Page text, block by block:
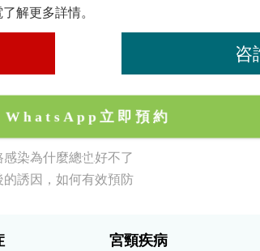
解更多詳情。
咨
WhatsApp立即預約
染為什麼總也好不了
誘因，如何有效預防
宮頸疾病